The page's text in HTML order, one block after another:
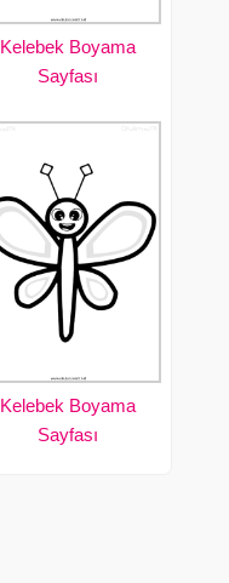
Kelebek Boyama
Sayfası
Kelebek Boyama
Sayfası